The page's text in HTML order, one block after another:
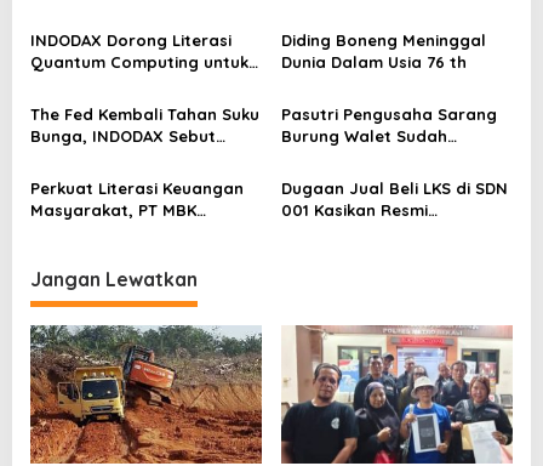
o
s
INDODAX Dorong Literasi
Quantum Computing untuk
Blockchain
Diding Boneng Meninggal
Dunia Dalam Usia 76 th
The Fed Kembali Tahan Suku
Bunga, INDODAX Sebut
Sentimen Pasar
Pasutri Pengusaha Sarang
Burung Walet Sudah
Pelapor Desak Polda Jambi
Segera Lakukan Penahanan
Perkuat Literasi Keuangan
Masyarakat, PT MBK
Dugaan Jual Beli LKS di SDN
001 Kasikan Resmi
Jangan Lewatkan